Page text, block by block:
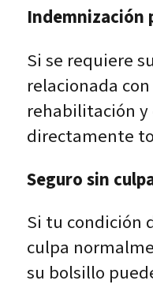
Indemnización
Si se requiere
relacionada
rehabilitación y
directamente
Seguro sin
Si tu condición
culpa
su bolsillo